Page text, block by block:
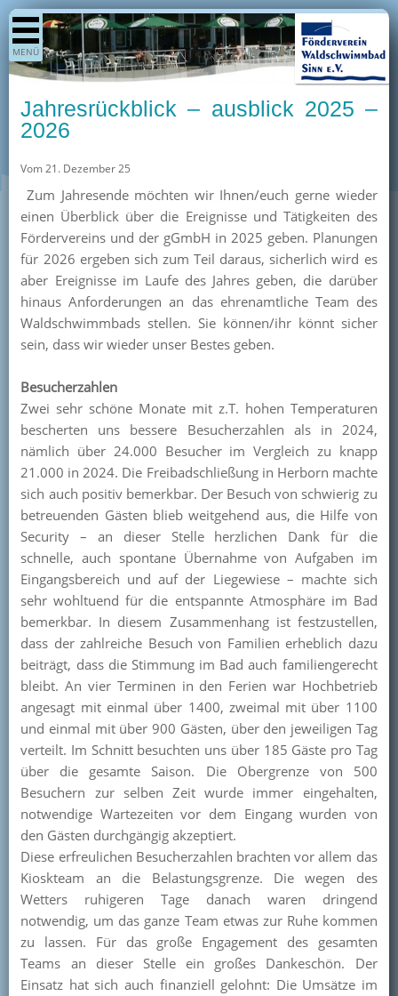
MENÜ
Shop
Aktuelles
Termine
/ Preise
Kurse
Kioskangebote
Unterstützer
Pressearchiv
Mitglied werden
Jahresrückblick – ausblick 2025 –
2026
Vom 21. Dezember 25
Zum Jahresende möchten wir Ihnen/euch gerne wieder
einen Überblick über die Ereignisse und Tätigkeiten des
Fördervereins und der gGmbH in 2025 geben. Planungen
für 2026 ergeben sich zum Teil daraus, sicherlich wird es
aber Ereignisse im Laufe des Jahres geben, die darüber
hinaus Anforderungen an das ehrenamtliche Team des
Waldschwimmbads stellen. Sie können/ihr könnt sicher
sein, dass wir wieder unser Bestes geben.
Besucherzahlen
Zwei sehr schöne Monate mit z.T. hohen Temperaturen
bescherten uns bessere Besucherzahlen als in 2024,
nämlich über 24.000 Besucher im Vergleich zu knapp
21.000 in 2024. Die Freibadschließung in Herborn machte
sich auch positiv bemerkbar. Der Besuch von schwierig zu
betreuenden Gästen blieb weitgehend aus, die Hilfe von
Security – an dieser Stelle herzlichen Dank für die
schnelle, auch spontane Übernahme von Aufgaben im
Eingangsbereich und auf der Liegewiese – machte sich
sehr wohltuend für die entspannte Atmosphäre im Bad
bemerkbar. In diesem Zusammenhang ist festzustellen,
dass der zahlreiche Besuch von Familien erheblich dazu
beiträgt, dass die Stimmung im Bad auch familiengerecht
bleibt. An vier Terminen in den Ferien war Hochbetrieb
angesagt mit einmal über 1400, zweimal mit über 1100
und einmal mit über 900 Gästen, über den jeweiligen Tag
verteilt. Im Schnitt besuchten uns über 185 Gäste pro Tag
über die gesamte Saison. Die Obergrenze von 500
Besuchern zur selben Zeit wurde immer eingehalten,
notwendige Wartezeiten vor dem Eingang wurden von
den Gästen durchgängig akzeptiert.
Diese erfreulichen Besucherzahlen brachten vor allem das
Kioskteam an die Belastungsgrenze. Die wegen des
Wetters ruhigeren Tage danach waren dringend
notwendig, um das ganze Team etwas zur Ruhe kommen
zu lassen. Für das große Engagement des gesamten
Teams an dieser Stelle ein großes Dankeschön. Der
Einsatz hat sich auch finanziell gelohnt: Die Umsätze im